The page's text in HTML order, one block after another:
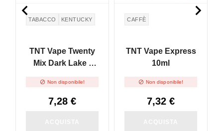
TABACCO KENTUCKY
TNT Vape Twenty
Mix Dark Lake -
 Non disponibile!
7,28 €
CAFFÈ
TNT Vape Express
10ml
 Non disponibile!
7,32 €
 